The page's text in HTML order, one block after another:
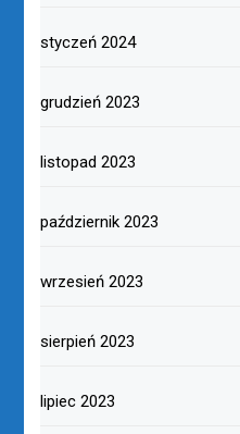
styczeń 2024
grudzień 2023
listopad 2023
październik 2023
wrzesień 2023
sierpień 2023
lipiec 2023